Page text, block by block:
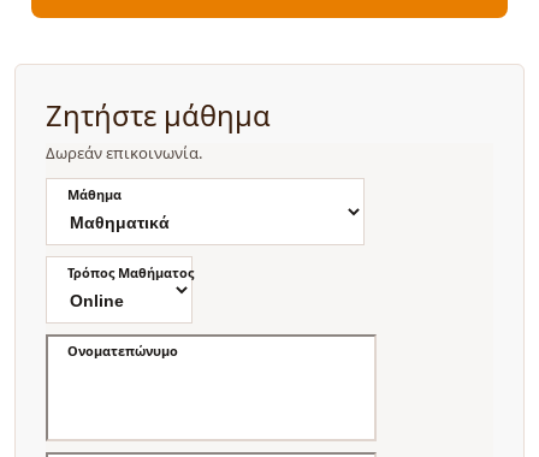
Ζητήστε μάθημα
Δωρεάν επικοινωνία.
Μάθημα
Τρόπος Μαθήματος
Ονοματεπώνυμο